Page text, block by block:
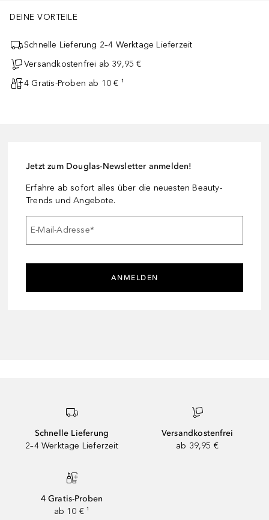
DEINE VORTEILE
Schnelle Lieferung 2–4 Werktage Lieferzeit
Versandkostenfrei ab 39,95 €
4 Gratis-Proben ab 10 € ¹
Jetzt zum Douglas-Newsletter anmelden!
Erfahre ab sofort alles über die neuesten Beauty-
Trends und Angebote.
E-Mail-Adresse*
ANMELDEN
Schnelle Lieferung
2–4 Werktage Lieferzeit
Versandkostenfrei
ab 39,95 €
4 Gratis-Proben
ab 10 € ¹